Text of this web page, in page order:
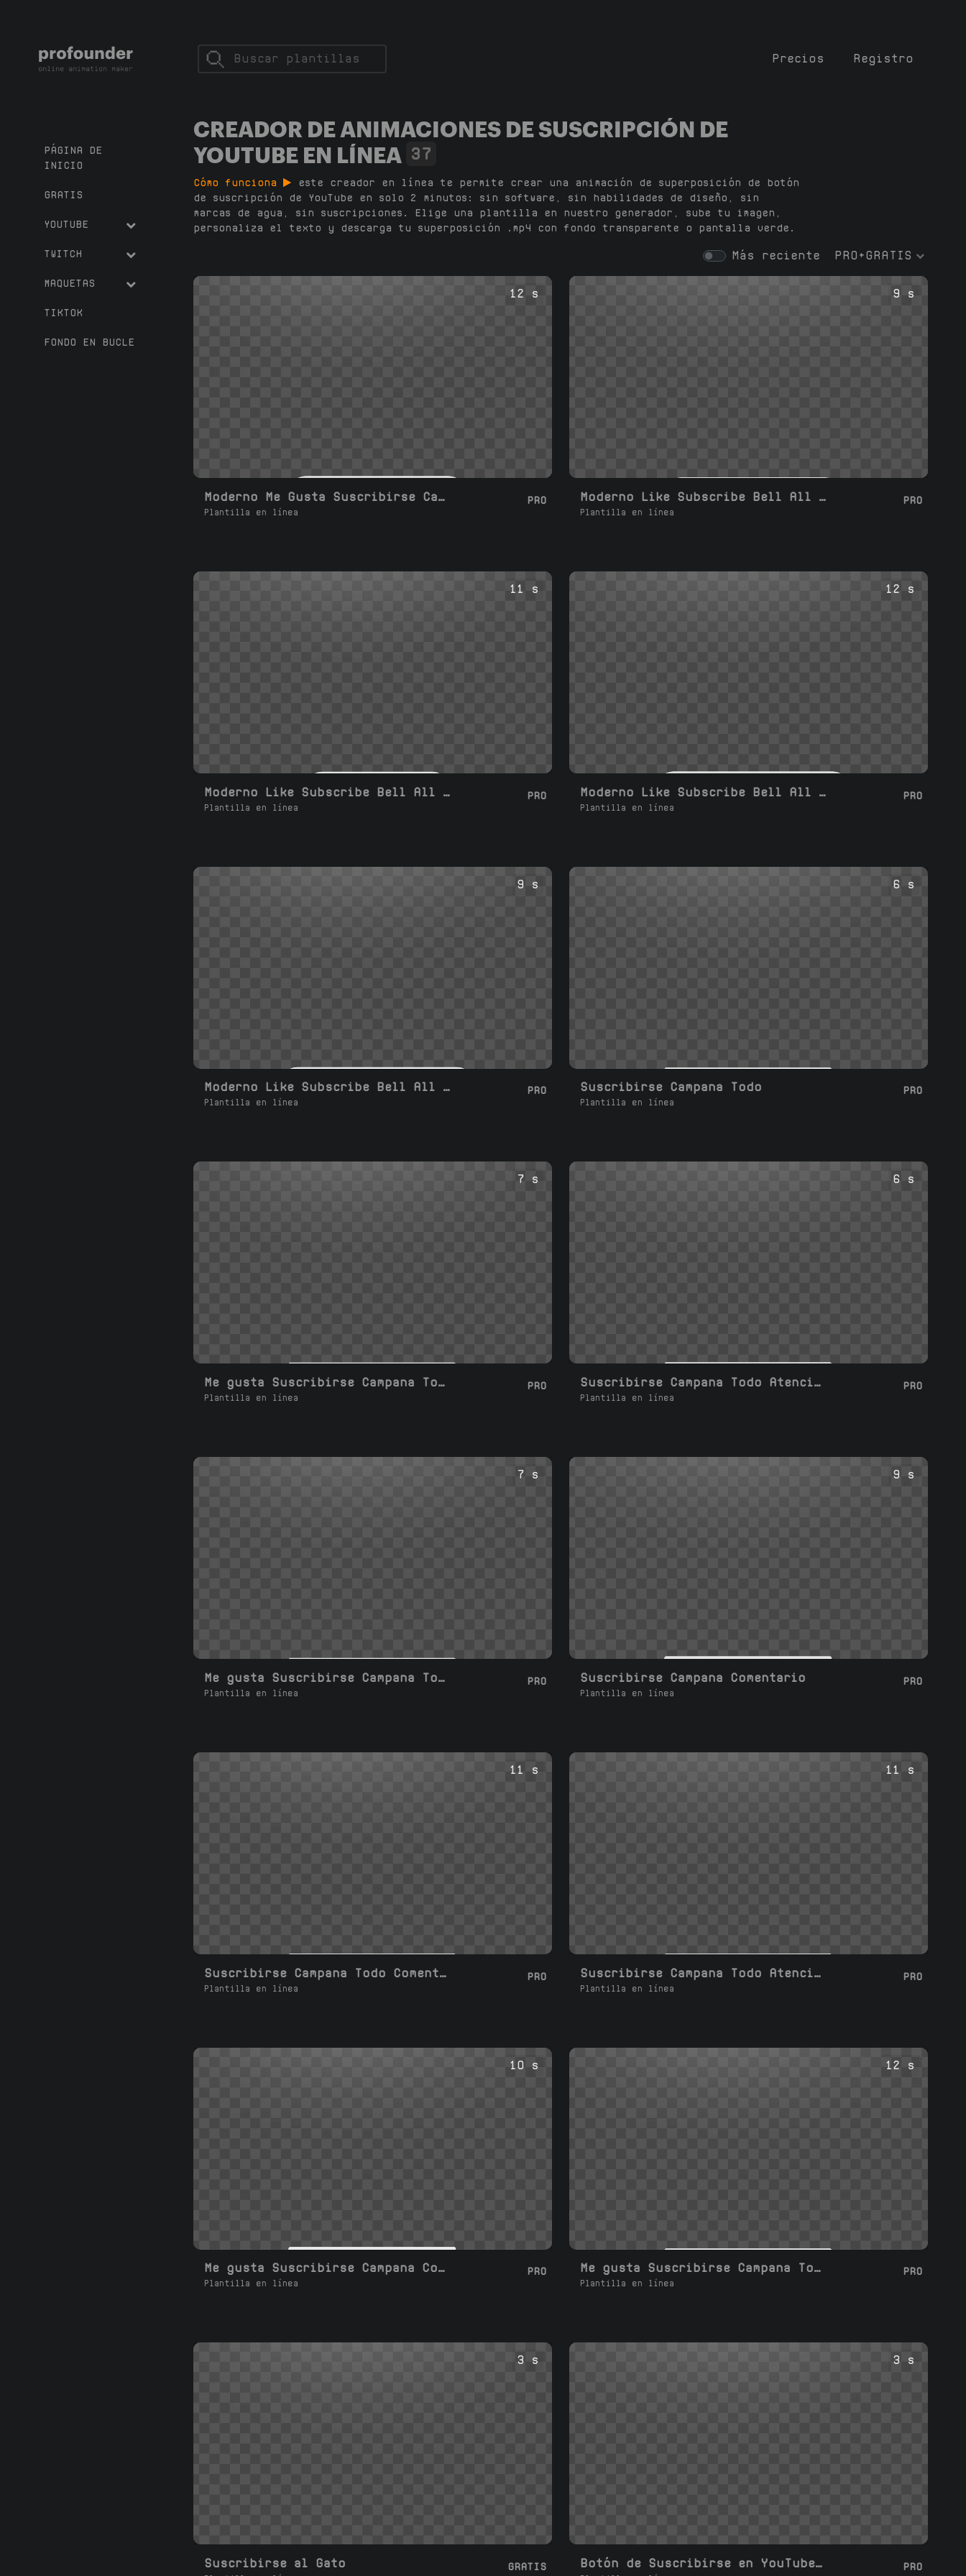
Precios Registro
PÁGINA DE
INICIO
GRATIS
YOUTUBE
TWITCH
MAQUETAS
TIKTOK
FONDO EN BUCLE
CREADOR DE ANIMACIONES DE SUSCRIPCIÓN DE
YOUTUBE EN LÍNEA 37
Cómo funciona
este creador en línea te permite crear una animación de superposición de botón
de suscripción de YouTube en solo 2 minutos: sin software, sin habilidades de diseño, sin
marcas de agua, sin suscripciones. Elige una plantilla en nuestro generador, sube tu imagen,
personaliza el texto y descarga tu superposición .mp4 con fondo transparente o pantalla verde.
Más reciente PRO+GRATIS
12 s
Moderno Me Gusta Suscribirse Campana Todo Unirse Comentar
Plantilla en línea
PRO
9 s
Moderno Like Subscribe Bell All Join
Plantilla en línea
PRO
11 s
Moderno Like Subscribe Bell All Comment
Plantilla en línea
PRO
12 s
Moderno Like Subscribe Bell All Share Comment
Plantilla en línea
PRO
9 s
Moderno Like Subscribe Bell All Share
Plantilla en línea
PRO
6 s
Suscribirse Campana Todo
Plantilla en línea
PRO
7 s
Me gusta Suscribirse Campana Todo
Plantilla en línea
PRO
6 s
Suscribirse Campana Todo Atención
Plantilla en línea
PRO
7 s
Me gusta Suscribirse Campana Todo Atención
Plantilla en línea
PRO
9 s
Suscribirse Campana Comentario
Plantilla en línea
PRO
11 s
Suscribirse Campana Todo Comentario
Plantilla en línea
PRO
11 s
Suscribirse Campana Todo Atención Comentario
Plantilla en línea
PRO
10 s
Me gusta Suscribirse Campana Comentario
Plantilla en línea
PRO
12 s
Me gusta Suscribirse Campana Todo Comentario
Plantilla en línea
PRO
3 s
Suscribirse al Gato GRATIS
3 s
Botón de Suscribirse en YouTube 02 PRO